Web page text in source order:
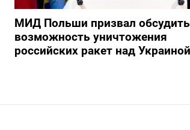
МИД Польши призвал обсудить
возможность уничтожения
российских ракет над Украиной